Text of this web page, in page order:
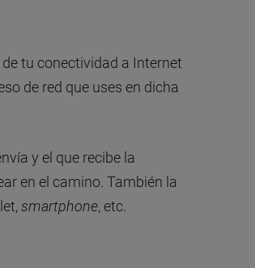
de tu conectividad a Internet
de red que uses en dicha
y el que recibe la
en el camino. También la
smartphone, etc.